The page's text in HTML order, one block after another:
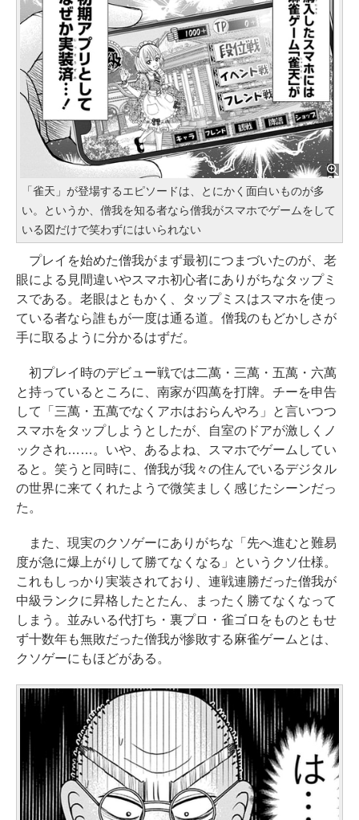
「雀天」が登場するエピソードは、とにかく面白いものが多
い。というか、僧我を知る者なら僧我がスマホでゲームをして
いる図だけで笑わずにはいられない
プレイを始めた僧我がまず最初につまづいたのが、老
眼による見間違いやスマホ初心者にありがちなタップミ
スである。老眼はともかく、タップミスはスマホを使っ
ている者なら誰もが一度は通る道。僧我のもどかしさが
手に取るように分かるはずだ。
初プレイ時のデビュー戦では二萬・三萬・五萬・六萬
と持っているところに、南家が四萬を打牌。チーを申告
して「三萬・五萬でなくアホはおらんやろ」と言いつつ
スマホをタップしようとしたが、自室のドアが激しくノ
ックされ……。いや、あるよね、スマホでゲームしてい
ると。笑うと同時に、僧我が我々の住んでいるデジタル
の世界に来てくれたようで微笑ましく感じたシーンだっ
た。
また、現実のクソゲーにありがちな「先へ進むと難易
度が急に爆上がりして勝てなくなる」というクソ仕様。
これもしっかり実装されており、連戦連勝だった僧我が
中級ランクに昇格したとたん、まったく勝てなくなって
しまう。並みいる代打ち・裏プロ・雀ゴロをものともせ
ず十数年も無敗だった僧我が惨敗する麻雀ゲームとは、
クソゲーにもほどがある。